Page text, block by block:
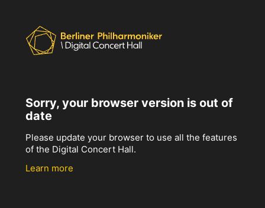
Sorry, your browser version is out of
date
Please update your browser to use all the features
of the Digital Concert Hall.
Learn more